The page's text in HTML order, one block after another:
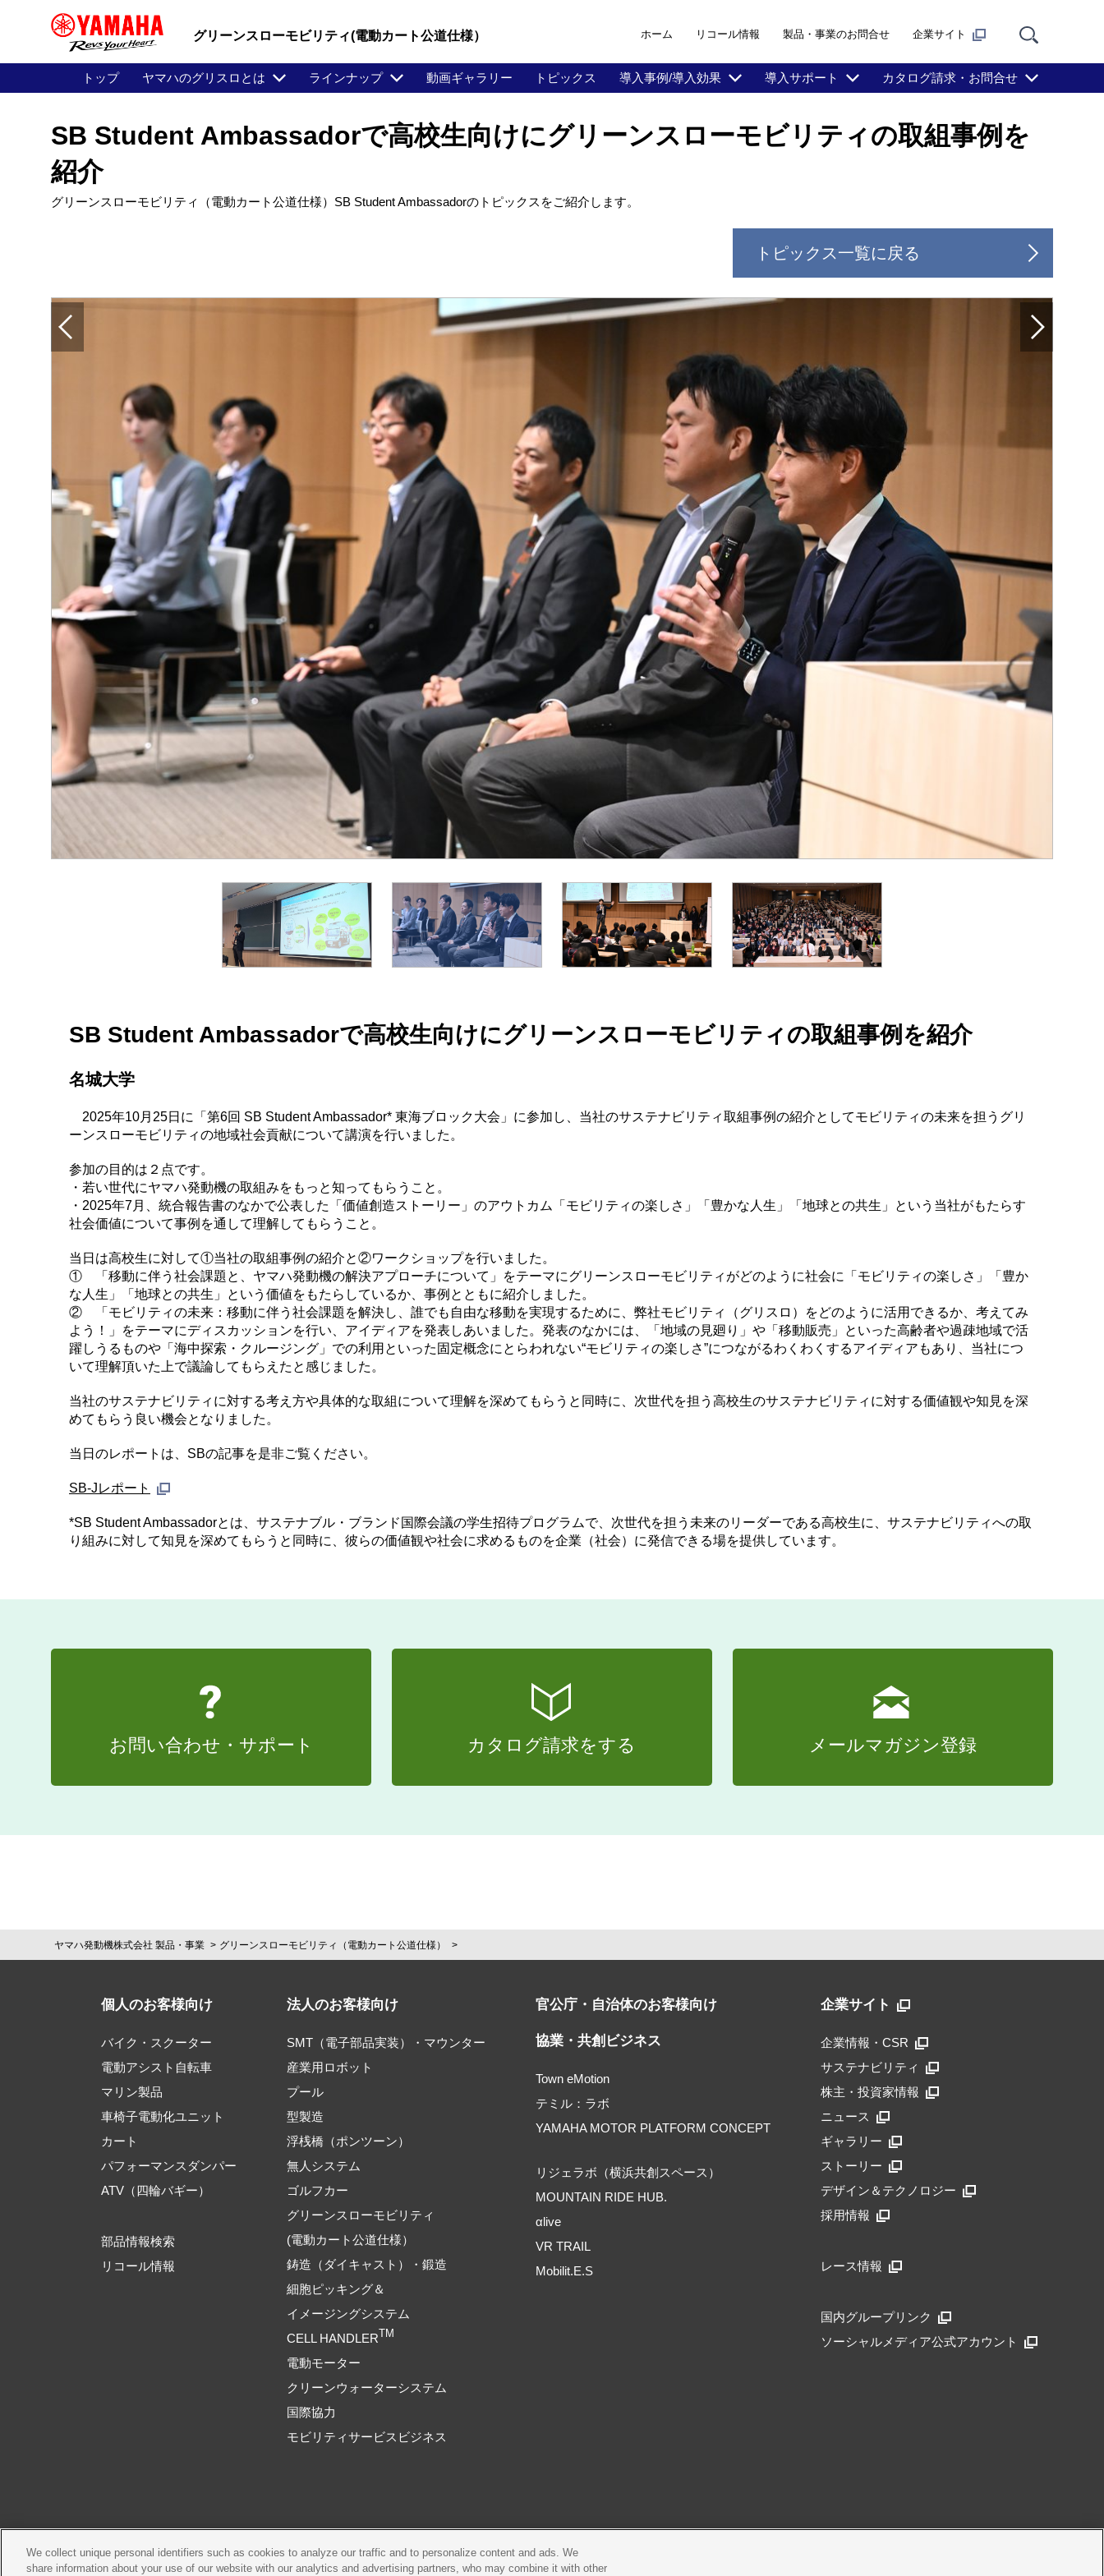
グリーンスローモビリティ(電動カート公道仕様） ホーム リコール情報 製品・事業のお問合せ 企業サイト
トップ ヤマハのグリスロとは ラインナップ 動画ギャラリー トピックス 導入事例/導入効果 導入サポート カタログ請求・お問合せ
SB Student Ambassadorで高校生向けにグリーンスローモビリティの取組事例を
紹介
グリーンスローモビリティ（電動カート公道仕様）SB Student Ambassadorのトピックスをご紹介します。
トピックス一覧に戻る
SB Student Ambassadorで高校生向けにグリーンスローモビリティの取組事例を紹介
名城大学
2025年10月25日に「第6回 SB Student Ambassador* 東海ブロック大会」に参加し、当社のサステナビリティ取組事例の紹介としてモビリティの未来を担うグリ
ーンスローモビリティの地域社会貢献について講演を行いました。
参加の目的は２点です。
・若い世代にヤマハ発動機の取組みをもっと知ってもらうこと。
・2025年7月、統合報告書のなかで公表した「価値創造ストーリー」のアウトカム「モビリティの楽しさ」「豊かな人生」「地球との共生」という当社がもたらす
社会価値について事例を通して理解してもらうこと。
当日は高校生に対して①当社の取組事例の紹介と②ワークショップを行いました。
① 「移動に伴う社会課題と、ヤマハ発動機の解決アプローチについて」をテーマにグリーンスローモビリティがどのように社会に「モビリティの楽しさ」「豊か
な人生」「地球との共生」という価値をもたらしているか、事例とともに紹介しました。
② 「モビリティの未来：移動に伴う社会課題を解決し、誰でも自由な移動を実現するために、弊社モビリティ（グリスロ）をどのように活用できるか、考えてみ
よう！」をテーマにディスカッションを行い、アイディアを発表しあいました。発表のなかには、「地域の見廻り」や「移動販売」といった高齢者や過疎地域で活
躍しうるものや「海中探索・クルージング」での利用といった固定概念にとらわれない“モビリティの楽しさ”につながるわくわくするアイディアもあり、当社につ
いて理解頂いた上で議論してもらえたと感じました。
当社のサステナビリティに対する考え方や具体的な取組について理解を深めてもらうと同時に、次世代を担う高校生のサステナビリティに対する価値観や知見を深
めてもらう良い機会となりました。
当日のレポートは、SBの記事を是非ご覧ください。
SB-Jレポート
*SB Student Ambassadorとは、サステナブル・ブランド国際会議の学生招待プログラムで、次世代を担う未来のリーダーである高校生に、サステナビリティへの取
り組みに対して知見を深めてもらうと同時に、彼らの価値観や社会に求めるものを企業（社会）に発信できる場を提供しています。
お問い合わせ・サポート カタログ請求をする メールマガジン登録
ヤマハ発動機株式会社 製品・事業 グリーンスローモビリティ（電動カート公道仕様）
個人のお客様向け
バイク・スクーター
電動アシスト自転車
マリン製品
車椅子電動化ユニット
カート
パフォーマンスダンパー
ATV（四輪バギー）
部品情報検索
リコール情報
法人のお客様向け
SMT（電子部品実装）・マウンター
産業用ロボット
プール
型製造
浮桟橋（ポンツーン）
無人システム
ゴルフカー
グリーンスローモビリティ
(電動カート公道仕様）
鋳造（ダイキャスト）・鍛造
細胞ピッキング＆
イメージングシステム
CELL HANDLERTM
電動モーター
クリーンウォーターシステム
国際協力
モビリティサービスビジネス
官公庁・自治体のお客様向け
協業・共創ビジネス
Town eMotion
テミル：ラボ
YAMAHA MOTOR PLATFORM CONCEPT
リジェラボ（横浜共創スペース）
MOUNTAIN RIDE HUB.
αlive
VR TRAIL
Mobilit.E.S
企業サイト
企業情報・CSR
サステナビリティ
株主・投資家情報
ニュース
ギャラリー
ストーリー
デザイン＆テクノロジー
採用情報
レース情報
国内グループリンク
ソーシャルメディア公式アカウント
ご利用規約 推奨環境 プライバシーポリシー
We collect unique personal identifiers such as cookies to analyze our traffic and to personalize content and ads. We
share information about your use of our website with our analytics and advertising partners, who may combine it with other